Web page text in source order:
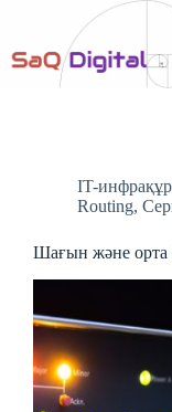
IT-
Routing,
Шағын және орта